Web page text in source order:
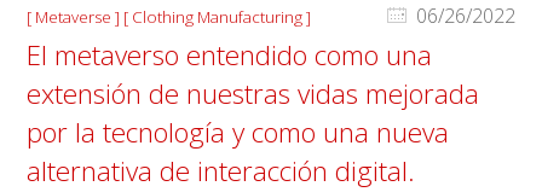
06/26/2022
[ Metaverse ] [ Clothing Manufacturing ]
El metaverso entendido como una
extensión de nuestras vidas mejorada
por la tecnología y como una nueva
alternativa de interacción digital.